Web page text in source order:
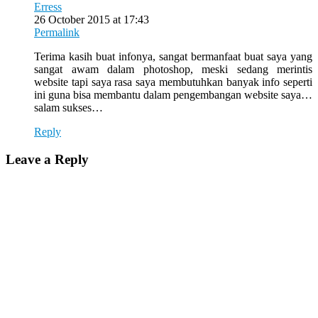
Erress
26 October 2015 at 17:43
Permalink
Terima kasih buat infonya, sangat bermanfaat buat saya yang
sangat awam dalam photoshop, meski sedang merintis
website tapi saya rasa saya membutuhkan banyak info seperti
ini guna bisa membantu dalam pengembangan website saya…
salam sukses…
Reply
Leave a Reply